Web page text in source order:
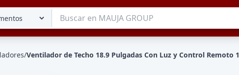
/Ventilador de Techo 18.9 Pulgadas Con Luz y Control Remoto 1